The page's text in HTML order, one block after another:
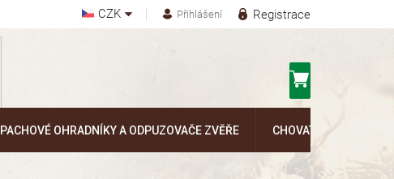
CZK Registrace
Přihlášení
PACHOVÉ OHRADNÍKY A ODPUZOVAČE ZVĚŘE CHOVATELSKÉ